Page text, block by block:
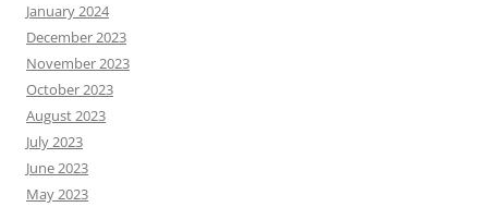
January 2024
December 2023
November 2023
October 2023
August 2023
July 2023
June 2023
May 2023